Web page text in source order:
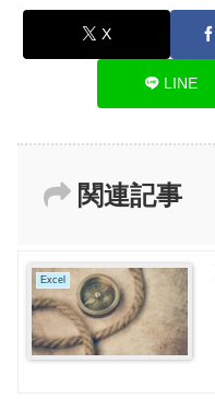
X
LINE
関連記事
Excel